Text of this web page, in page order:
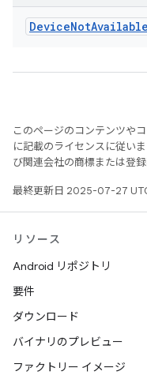
DeviceNotAvailable
このページのコンテンツやコ
に記載のライセンスに従い
び関連会社の商標または登録
最終更新日 2025-07-27 UTC
リソース
Android リポジトリ
要件
ダウンロード
バイナリのプレビュー
ファクトリー イメージ